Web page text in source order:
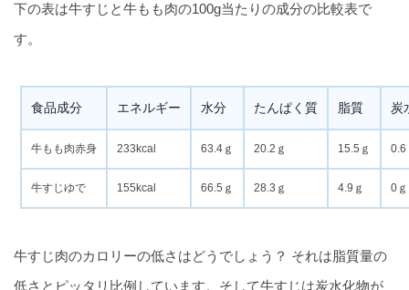
下の表は牛すじと牛もも肉の100g当たりの成分の比較表で
す。
食品成分 エネルギー 水分 たんぱく質 脂質 炭
牛もも肉赤身 233kcal 63.4ｇ 20.2ｇ 15.5ｇ 0.6
牛すじゆで 155kcal 66.5ｇ 28.3ｇ 4.9ｇ 0ｇ
牛すじ肉のカロリーの低さはどうでしょう？ それは脂質量の
低さとピッタリ比例しています。そして牛すじは炭水化物が